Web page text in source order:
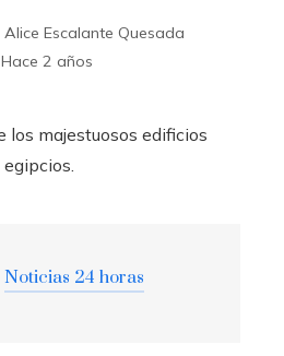
Alice Escalante Quesada
Hace 2 años
Noticias 24 horas